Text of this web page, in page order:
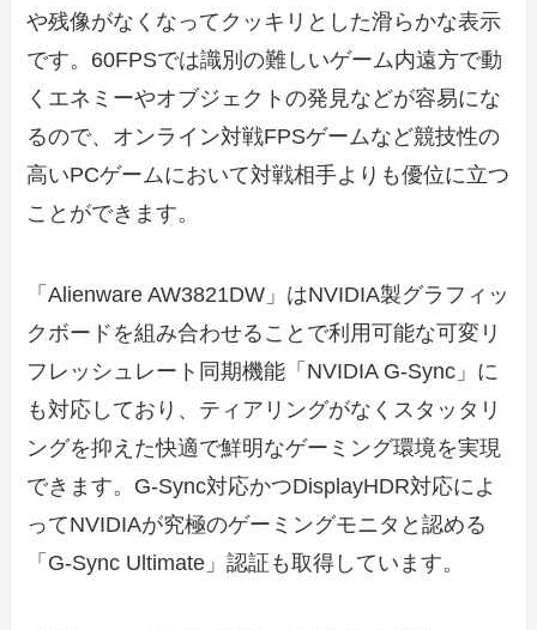
や残像がなくなってクッキリとした滑らかな表示
です。60FPSでは識別の難しいゲーム内遠方で動
くエネミーやオブジェクトの発見などが容易にな
るので、オンライン対戦FPSゲームなど競技性の
高いPCゲームにおいて対戦相手よりも優位に立つ
ことができます。
「Alienware AW3821DW」はNVIDIA製グラフィッ
クボードを組み合わせることで利用可能な可変リ
フレッシュレート同期機能「NVIDIA G-Sync」に
も対応しており、ティアリングがなくスタッタリ
ングを抑えた快適で鮮明なゲーミング環境を実現
できます。G-Sync対応かつDisplayHDR対応によ
ってNVIDIAが究極のゲーミングモニタと認める
「G-Sync Ultimate」認証も取得しています。